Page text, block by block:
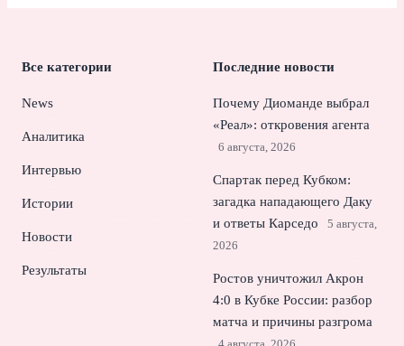
Все категории
News
Аналитика
Интервью
Истории
Новости
Результаты
Последние новости
Почему Диоманде выбрал
«Реал»: откровения агента
6 августа, 2026
Спартак перед Кубком:
загадка нападающего Даку
и ответы Карседо
5 августа,
2026
Ростов уничтожил Акрон
4:0 в Кубке России: разбор
матча и причины разгрома